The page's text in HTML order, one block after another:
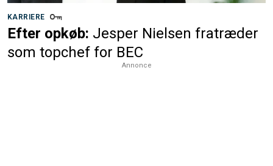
KARRIERE
Efter opkøb: Jesper Nielsen fratræder
som topchef for BEC
Annonce